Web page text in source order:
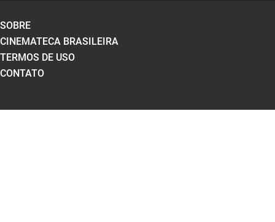
SOBRE
CINEMATECA BRASILEIRA
TERMOS DE USO
CONTATO